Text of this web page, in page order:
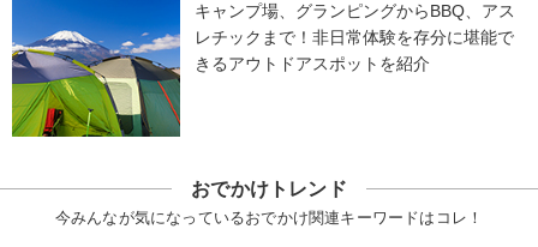
キャンプ場、グランピングからBBQ、アス
レチックまで！非日常体験を存分に堪能で
きるアウトドアスポットを紹介
おでかけトレンド
今みんなが気になっているおでかけ関連キーワードはコレ！